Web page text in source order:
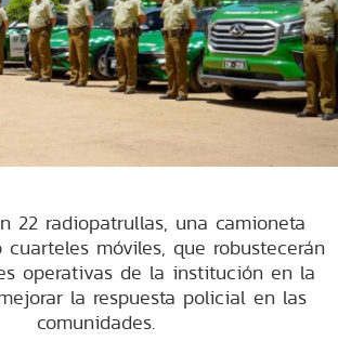
22 radiopatrullas, una camioneta
móviles, que robustecerán
operativas de la institución en la
la respuesta policial en las
comunidades.